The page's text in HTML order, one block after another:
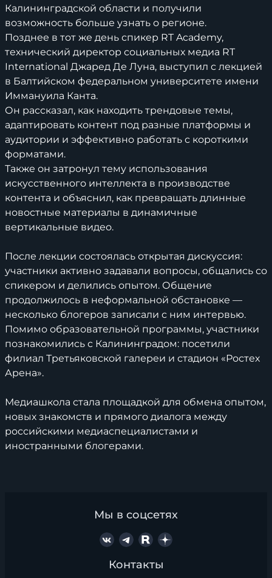
Калининградской области и получили
возможность больше узнать о регионе.
Позднее в тот же день спикер RT Academy,
технический директор социальных медиа RT
International Джаред Де Луна, выступил с лекцией
в Балтийском федеральном университете имени
Иммануила Канта.
Он рассказал, как находить трендовые темы,
адаптировать контент под разные платформы и
аудитории и эффективно работать с короткими
форматами.
Также он затронул тему использования
искусственного интеллекта в производстве
контента и объяснил, как превращать длинные
новостные материалы в динамичные
вертикальные видео.
После лекции состоялась открытая дискуссия:
участники активно задавали вопросы, общались со
спикером и делились опытом. Общение
продолжилось в неформальной обстановке —
несколько блогеров записали с ним интервью.
Помимо образовательной программы, участники
познакомились с Калининградом: посетили
филиал Третьяковской галереи и стадион «Ростех
Арена».
Медиашкола стала площадкой для обмена опытом,
новых знакомств и прямого диалога между
российскими медиаспециалистами и
иностранными блогерами.
Мы в соцсетях
Контакты